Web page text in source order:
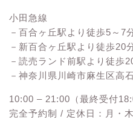
小田急線
－百合ヶ丘駅より徒歩5～7
－新百合ヶ丘駅より徒歩20
－読売ランド前駅より徒歩
－神奈川県川崎市麻生区高
10:00 – 21:00（最終受付
完全予約制 / 定休日：月・